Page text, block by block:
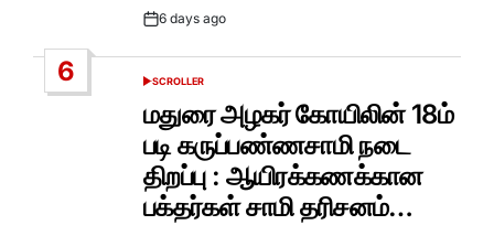
Post6 days ago
6
POSTED
SCROLLER
மதுரை அழகர் கோயிலின் 18ம்
படி கருப்பண்ணசாமி நடை
திறப்பு : ஆயிரக்கணக்கான
பக்தர்கள் சாமி தரிசனம்…